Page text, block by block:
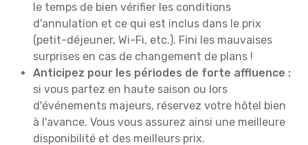
le temps de bien vérifier les conditions
d'annulation et ce qui est inclus dans le prix
(petit-déjeuner, Wi-Fi, etc.). Fini les mauvaises
surprises en cas de changement de plans !
Anticipez pour les périodes de forte affluence :
si vous partez en haute saison ou lors
d'événements majeurs, réservez votre hôtel bien
à l'avance. Vous vous assurez ainsi une meilleure
disponibilité et des meilleurs prix.